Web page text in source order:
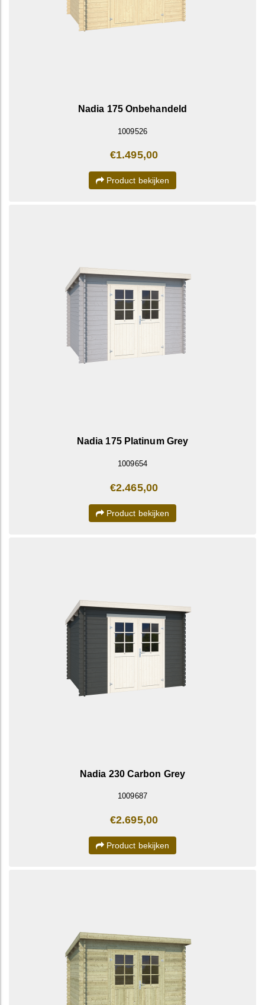
Nadia 175 Onbehandeld
1009526
€1.495,00
Product bekijken
Nadia 175 Platinum Grey
1009654
€2.465,00
Product bekijken
Nadia 230 Carbon Grey
1009687
€2.695,00
Product bekijken